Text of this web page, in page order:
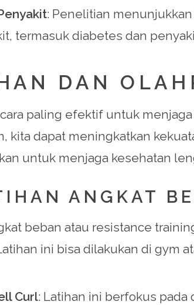
: Penelitian
termasuk diabetes dan
DAN
paling efektif untuk
kita dapat meningkatkan
untuk menjaga kesehatan
ANGKAT
beban atau resistance
ini bisa dilakukan di gym
Curl: Latihan ini berfokus